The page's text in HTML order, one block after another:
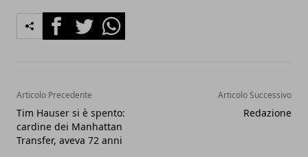
FacebookTwitterWhatsapp
Articolo Precedente
Tim Hauser si è spento:
cardine dei Manhattan
Transfer, aveva 72 anni
Articolo Successivo
Redazione